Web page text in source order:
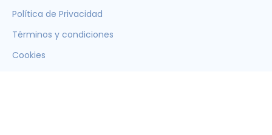
Política de Privacidad
Términos y condiciones
Cookies